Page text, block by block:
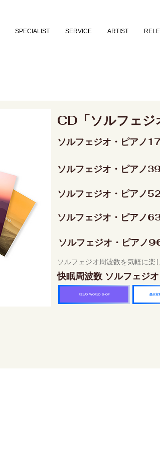
SPECIALIST SERVICE ARTIST
CD「ソルフェジ
ソルフェジオ・ピアノ
ソルフェジオ・ピアノ
ソルフェジオ・ピアノ
ソルフェジオ・ピアノ
ソルフェジオ・ピアノ
ソルフェジオ周波数を気軽に楽
快眠周波数 ソルフェジ
RELAX WORLD SHOP 楽天市